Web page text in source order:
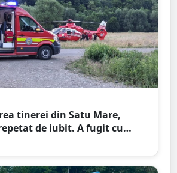
tinerei din Satu Mare,
de iubit. A fugit cu
pe stradă